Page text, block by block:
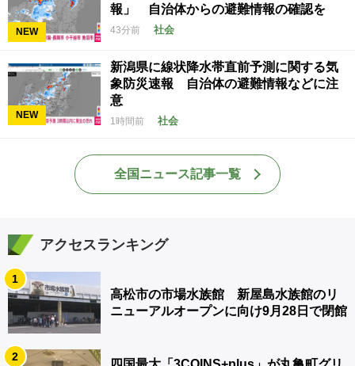
NEW
報」 自治体からの避難情報の確認を
43分前 社会
NEW
新潟県に線状降水帯直前予測に関する気
象防災速報 自治体の避難情報などに注
意
1時間前 社会
全国ニュース記事一覧
アクセスランキング
1
高松市の市場水族館 新屋島水族館のリ
ニューアルオープンに向け9月28日で閉館
2